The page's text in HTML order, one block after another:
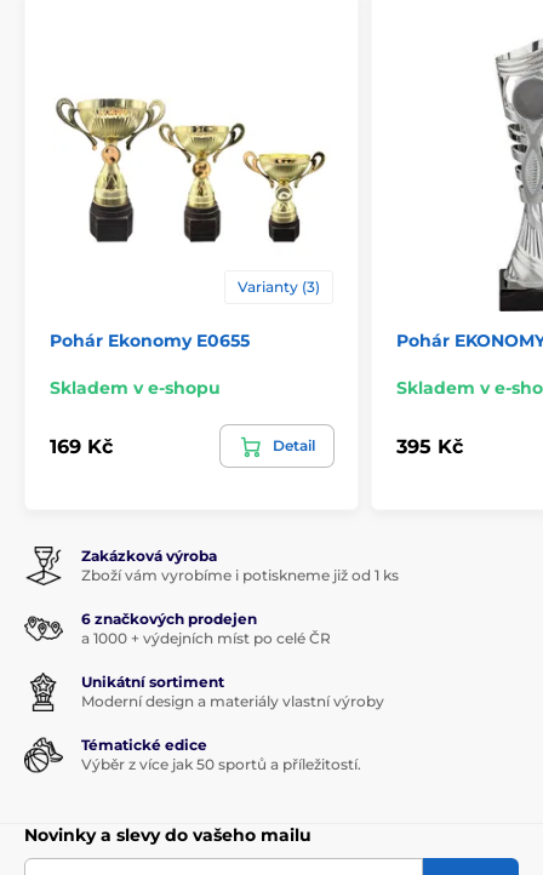
Způsob personalizace
Varianty (3)
Pohár Ekonomy E0655
Skladem v e-shopu
169 Kč Detail
Pohár
Skladem v e-
395 Kč
Zakázková výroba
Zboží vám vyrobíme i potiskneme již od 1 ks
6 značkových prodejen
a 1000 + výdejních míst po celé ČR
Unikátní sortiment
Moderní design a materiály vlastní výroby
Tématické edice
Výběr z více jak 50 sportů a příležitostí.
Novinky a slevy do vašeho mailu